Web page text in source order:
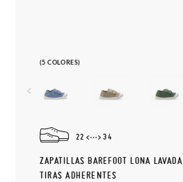
(5 COLORES)
22 34
ZAPATILLAS BAREFOOT LONA LAVADA
TIRAS ADHERENTES